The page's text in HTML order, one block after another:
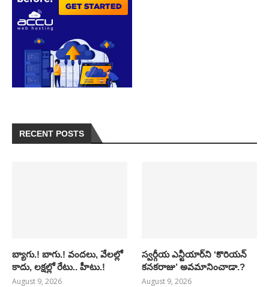
RECENT POSTS
బ్యాగు.! బాగు.! వందలు, వేలల్లో
కాదు, లక్షల్లో రేటు.. హీటు.!
August 9, 2026
స్వర్గీయ ఎన్టీయార్‌ని ‘కొరియన్
కనకరాజు’ అవమానించాడా.?
August 9, 2026